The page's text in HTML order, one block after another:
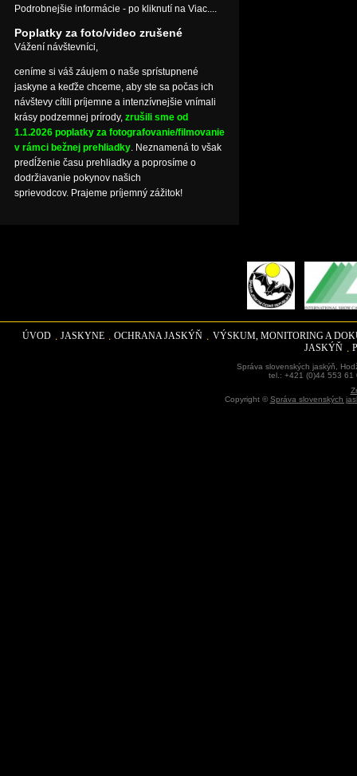
Podrobnejšie informácie - po kliknutí na Viac....
Poplatky za foto/video zrušené
Vážení návštevníci,
ceníme si váš záujem o naše sprístupnené
jaskyne a keďže chceme, aby ste sa počas ich
návštevy cítili príjemne a intenzívnejšie vnímali
krásy podzemnej prírody, zrušili sme od
1.1.2026 poplatky za fotografovanie/filmovanie
v rámci bežnej prehliadky. Neznamená to však
predĺženie času prehliadky a poprosíme o
dodržiavanie pokynov našich
sprievodcov. Prajeme príjemný zážitok!
ÚVOD JASKYNE OCHRANA JASKÝŇ
VÝSKUM, MONITORING A
JASKÝŇ
Správa slovenských jaskýň,
tel.: +421 (0)44 553
Copyright ©Správa slovenských